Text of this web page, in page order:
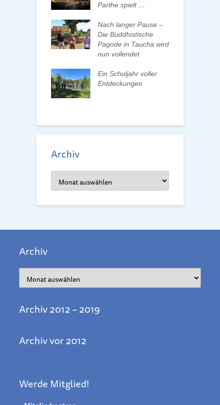
Parthe spielt …
Nach langer Pause –
Die Buddhistische
Pagode in Taucha wird
nun vollendet
Ein Schuljahr voller
Entdeckungen
Archiv
Archiv
Archiv 2012 – 2019
Archiv vor 2012
Werde Mitglied!